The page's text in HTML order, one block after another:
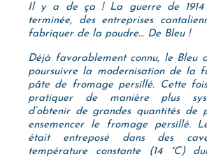
Il y a de ça ! La guerre de 1914
terminée, des entreprises
fabriquer de la poudre… De Bleu !
Déjà favorablement connu, le Bleu
poursuivre la modernisation de la
pâte de fromage persillé. Cette
pratiquer de manière plus
d’obtenir de grandes quantités de
ensemencer le fromage persillé.
était entreposé dans des
température constante (14 °C)